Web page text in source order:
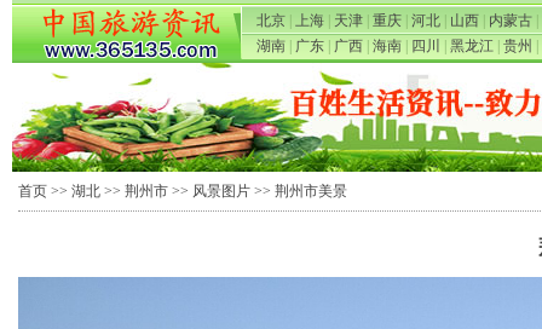
北京 上海 天津 重庆 河北 山西 内蒙古
湖南
广东 广西 海南 四川 黑龙江 贵州
首页 >> 湖北 >> 荆州市 >> 风景图片 >> 荆州市美景